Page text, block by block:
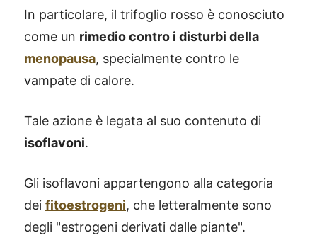
In particolare, il trifoglio rosso è conosciuto
come un rimedio contro i disturbi della
menopausa, specialmente contro le
vampate di calore.
Tale azione è legata al suo contenuto di
isoflavoni.
Gli isoflavoni appartengono alla categoria
dei fitoestrogeni, che letteralmente sono
degli "estrogeni derivati dalle piante".